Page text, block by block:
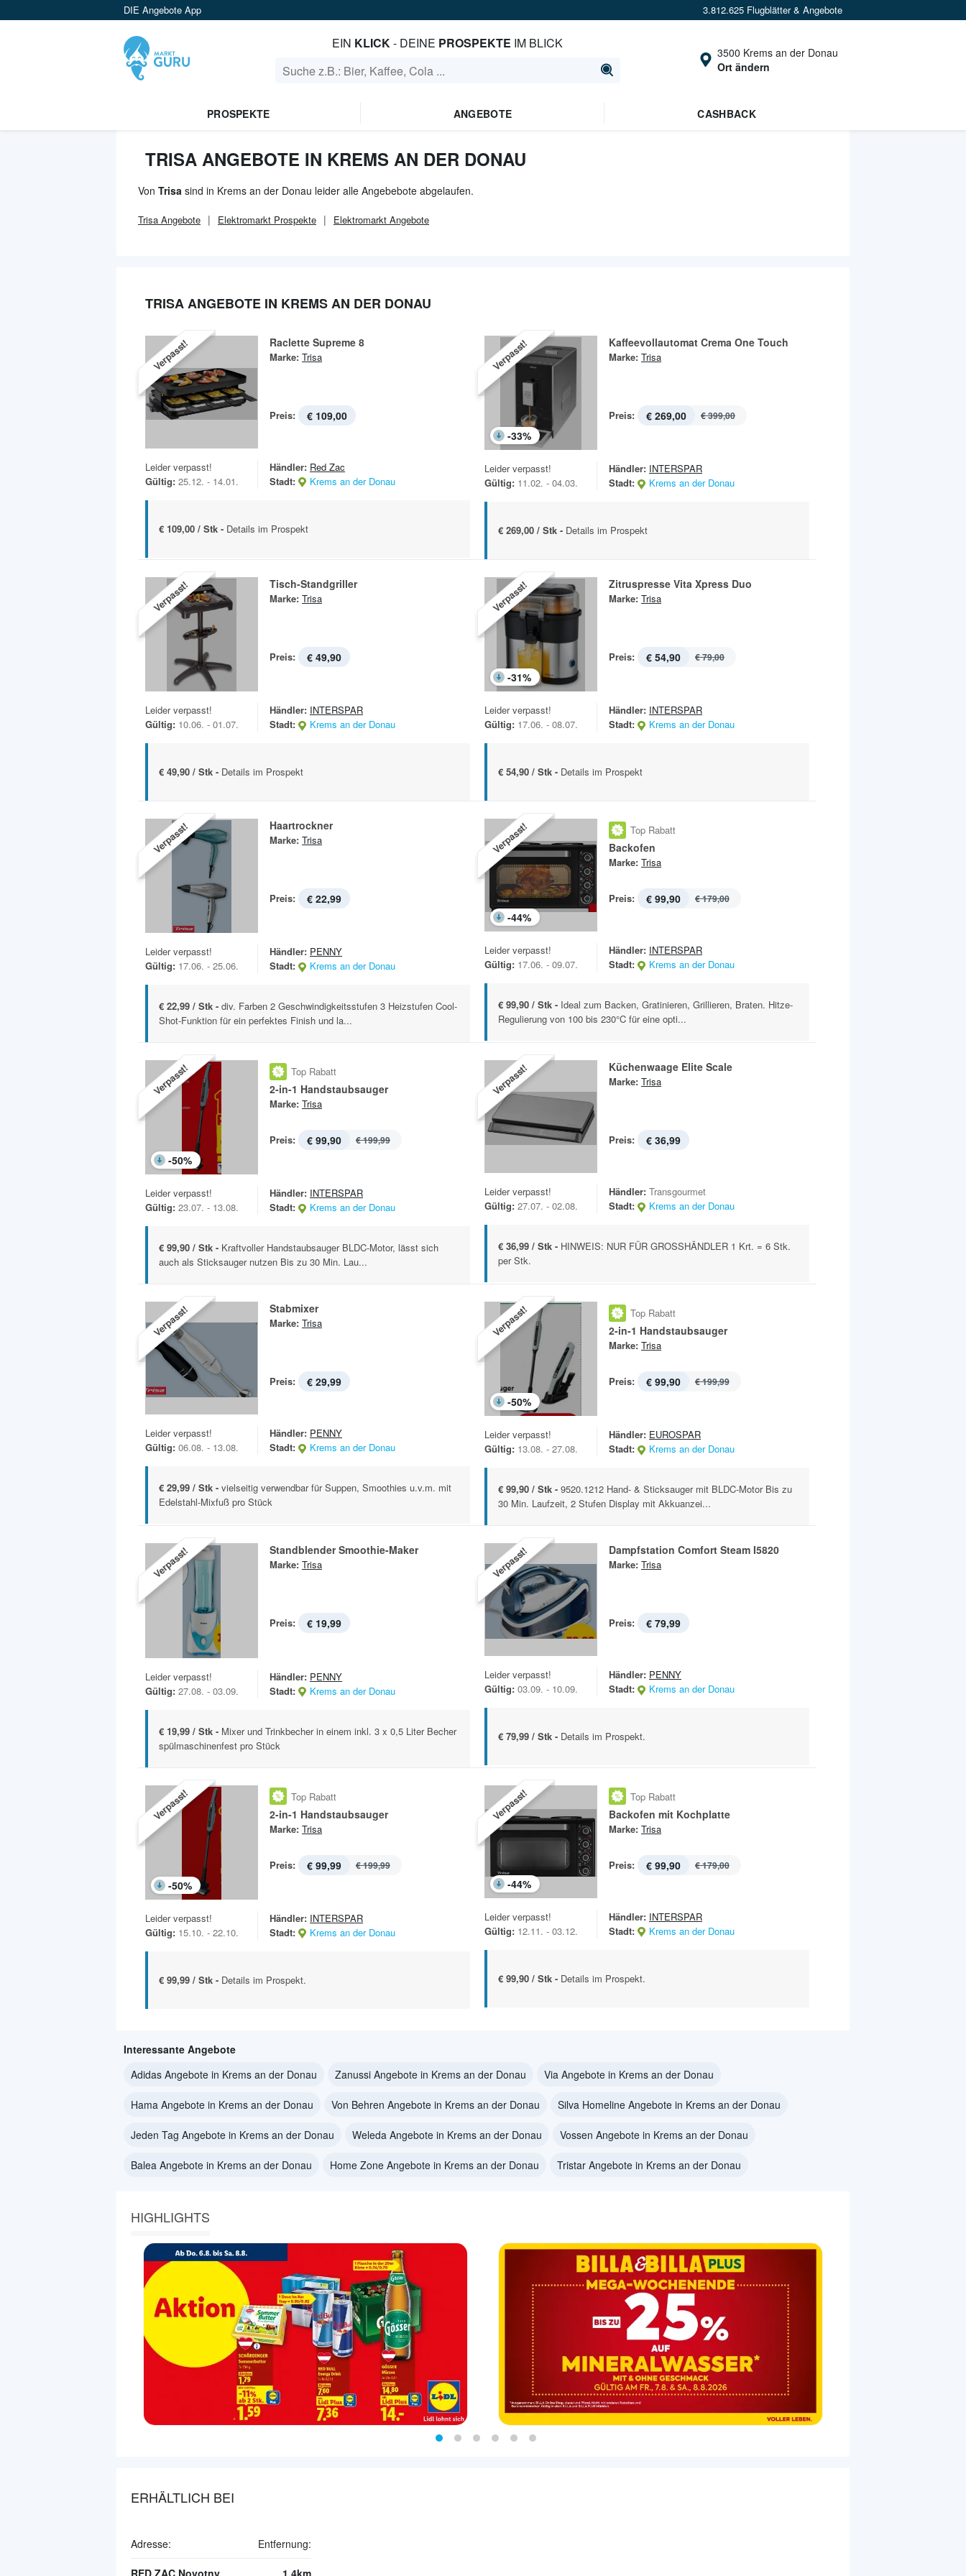
DIE Angebote App 3.812.625 Flugblätter & Angebote
EIN KLICK- DEINE PROSPEKTE IM BLICK
3500 Krems an der Donau
Ort ändern
PROSPEKTE ANGEBOTE CASHBACK
TRISA ANGEBOTE IN KREMS AN DER DONAU
Von Trisa sind in Krems an der Donau leider alle Angebebote abgelaufen.
Trisa Angebote Elektromarkt Prospekte Elektromarkt Angebote
TRISA ANGEBOTE IN KREMS AN DER DONAU
Verpasst! Raclette Supreme 8
Marke: Trisa
Preis: € 109,00
Leider verpasst!
Gültig: 25.12. - 14.01.
Händler: Red Zac
Stadt:
Krems an der Donau
€ 109,00 / Stk - Details im Prospekt
Verpasst!
-33%
Kaffeevollautomat Crema One Touch
Marke: Trisa
Preis: € 269,00 € 399,00
Leider verpasst!
Gültig: 11.02. - 04.03.
Händler: INTERSPAR
Stadt:
Krems an der Donau
€ 269,00 / Stk - Details im Prospekt
Verpasst! Tisch-Standgriller
Marke: Trisa
Preis: € 49,90
Leider verpasst!
Gültig: 10.06. - 01.07.
Händler: INTERSPAR
Stadt:
Krems an der Donau
€ 49,90 / Stk - Details im Prospekt
Verpasst!
-31%
Zitruspresse Vita Xpress Duo
Marke: Trisa
Preis: € 54,90 € 79,00
Leider verpasst!
Gültig: 17.06. - 08.07.
Händler: INTERSPAR
Stadt:
Krems an der Donau
€ 54,90 / Stk - Details im Prospekt
Verpasst! Haartrockner
Marke: Trisa
Preis: € 22,99
Leider verpasst!
Gültig: 17.06. - 25.06.
Händler: PENNY
Stadt:
Krems an der Donau
€ 22,99 / Stk - div. Farben 2 Geschwindigkeitsstufen 3 Heizstufen Cool-
Shot-Funktion für ein perfektes Finish und la...
Verpasst!
-44%
Top Rabatt
Backofen
Marke: Trisa
Preis: € 99,90 € 179,00
Leider verpasst!
Gültig: 17.06. - 09.07.
Händler: INTERSPAR
Stadt:
Krems an der Donau
€ 99,90 / Stk - Ideal zum Backen, Gratinieren, Grillieren, Braten. Hitze-
Regulierung von 100 bis 230°C für eine opti...
Verpasst!
-50%
Top Rabatt
2-in-1 Handstaubsauger
Marke: Trisa
Preis: € 99,90 € 199,99
Leider verpasst!
Gültig: 23.07. - 13.08.
Händler: INTERSPAR
Stadt:
Krems an der Donau
€ 99,90 / Stk - Kraftvoller Handstaubsauger BLDC-Motor, lässt sich
auch als Sticksauger nutzen Bis zu 30 Min. Lau...
Verpasst! Küchenwaage Elite Scale
Marke: Trisa
Preis: € 36,99
Leider verpasst!
Gültig: 27.07. - 02.08.
Händler: Transgourmet
Stadt:
Krems an der Donau
€ 36,99 / Stk - HINWEIS: NUR FÜR GROSSHÄNDLER 1 Krt. = 6 Stk.
per Stk.
Verpasst! Stabmixer
Marke: Trisa
Preis: € 29,99
Leider verpasst!
Gültig: 06.08. - 13.08.
Händler: PENNY
Stadt:
Krems an der Donau
€ 29,99 / Stk - vielseitig verwendbar für Suppen, Smoothies u.v.m. mit
Edelstahl-Mixfuß pro Stück
Verpasst!
-50%
Top Rabatt
2-in-1 Handstaubsauger
Marke: Trisa
Preis: € 99,90 € 199,99
Leider verpasst!
Gültig: 13.08. - 27.08.
Händler: EUROSPAR
Stadt:
Krems an der Donau
€ 99,90 / Stk - 9520.1212 Hand- & Sticksauger mit BLDC-Motor Bis zu
30 Min. Laufzeit, 2 Stufen Display mit Akkuanzei...
Verpasst! Standblender Smoothie-Maker
Marke: Trisa
Preis: € 19,99
Leider verpasst!
Gültig: 27.08. - 03.09.
Händler: PENNY
Stadt:
Krems an der Donau
€ 19,99 / Stk - Mixer und Trinkbecher in einem inkl. 3 x 0,5 Liter Becher
spülmaschinenfest pro Stück
Verpasst! Dampfstation Comfort Steam I5820
Marke: Trisa
Preis: € 79,99
Leider verpasst!
Gültig: 03.09. - 10.09.
Händler: PENNY
Stadt:
Krems an der Donau
€ 79,99 / Stk - Details im Prospekt.
Verpasst!
-50%
Top Rabatt
2-in-1 Handstaubsauger
Marke: Trisa
Preis: € 99,99 € 199,99
Leider verpasst!
Gültig: 15.10. - 22.10.
Händler: INTERSPAR
Stadt:
Krems an der Donau
€ 99,99 / Stk - Details im Prospekt.
Verpasst!
-44%
Top Rabatt
Backofen mit Kochplatte
Marke: Trisa
Preis: € 99,90 € 179,00
Leider verpasst!
Gültig: 12.11. - 03.12.
Händler: INTERSPAR
Stadt:
Krems an der Donau
€ 99,90 / Stk - Details im Prospekt.
Interessante Angebote
Adidas Angebote in Krems an der Donau
Zanussi Angebote in Krems an der Donau Via Angebote in Krems an der Donau
Hama Angebote in Krems an der Donau Von Behren Angebote in Krems an der Donau Silva Homeline Angebote in Krems an der Donau
Jeden Tag Angebote in Krems an der Donau Weleda Angebote in Krems an der Donau Vossen Angebote in Krems an der Donau
Balea Angebote in Krems an der Donau Home Zone Angebote in Krems an der Donau Tristar Angebote in Krems an der Donau
HIGHLIGHTS
ERHÄLTLICH BEI
Adresse: Entfernung:
RED ZAC Novotny 1.4km